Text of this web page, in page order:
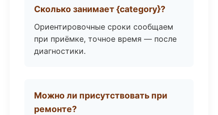
Сколько занимает {category}?
Ориентировочные сроки сообщаем
при приёмке, точное время — после
диагностики.
Можно ли присутствовать при
ремонте?